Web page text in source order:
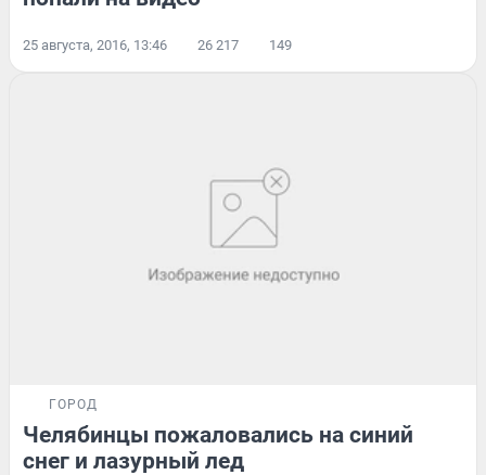
25 августа, 2016, 13:46 26 217 149
ГОРОД
Челябинцы пожаловались на синий
снег и лазурный лед